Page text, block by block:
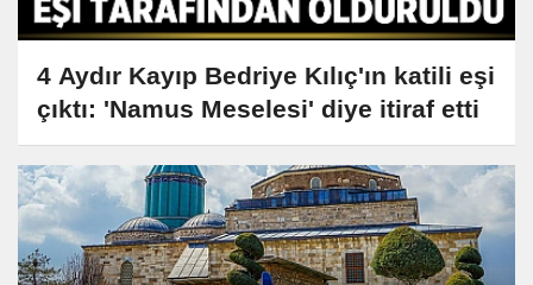
4 Aydır Kayıp Bedriye Kılıç'ın katili eşi
çıktı: 'Namus Meselesi' diye itiraf etti